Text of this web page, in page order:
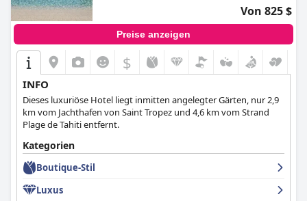
Von 825 $
Preise anzeigen
$
INFO
Dieses luxuriöse Hotel liegt inmitten angelegter Gärten, nur 2,9
km vom Jachthafen von Saint Tropez und 4,6 km vom Strand
Plage de Tahiti entfernt.
Kategorien
Boutique-Stil
Luxus